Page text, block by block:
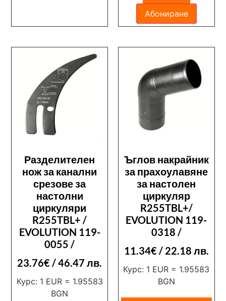
Абониране
Разделителен
нож за канални
срезове за
настолни
циркуляри
R255TBL+ /
EVOLUTION 119-
0055 /
23.76€/ 46.47 лв.
Курс: 1 EUR = 1.95583
BGN
Ъглов накрайник
за прахоулавяне
за настолен
циркуляр
R255TBL+/
EVOLUTION 119-
0318 /
11.34€/ 22.18 лв.
Курс: 1 EUR = 1.95583
BGN